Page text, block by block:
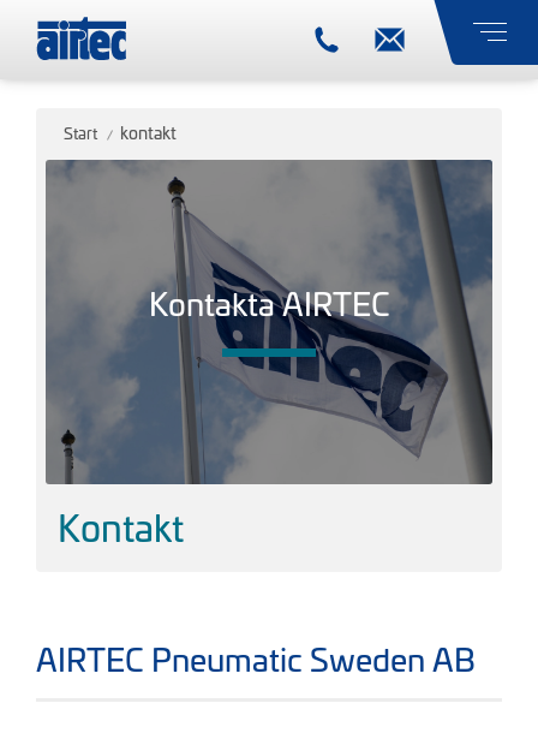
Start kontakt
Kontakta AIRTEC
Kontakt
AIRTEC Pneumatic Sweden AB